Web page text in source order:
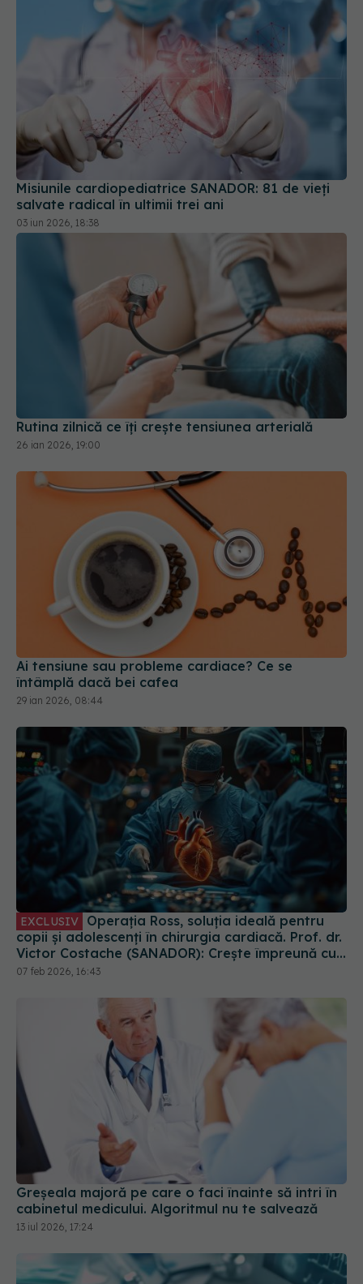
Misiunile cardiopediatrice SANADOR: 81 de vieți
salvate radical în ultimii trei ani
03 iun 2026, 18:38
Rutina zilnică ce îți crește tensiunea arterială
26 ian 2026, 19:00
Ai tensiune sau probleme cardiace? Ce se
întâmplă dacă bei cafea
29 ian 2026, 08:44
EXCLUSIV
copii și adolescenți în chirurgia cardiacă. Prof. dr.
Victor Costache (SANADOR): Crește împreună cu
ei
07 feb 2026, 16:43
Greșeala majoră pe care o faci înainte să intri în
cabinetul medicului. Algoritmul nu te salvează
13 iul 2026, 17:24